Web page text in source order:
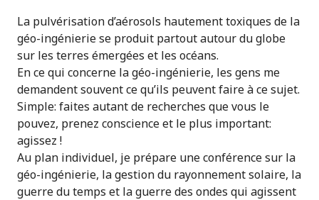
La pulvérisation d’aérosols hautement toxiques de la
géo-ingénierie se produit partout autour du globe
sur les terres émergées et les océans.
En ce qui concerne la géo-ingénierie, les gens me
demandent souvent ce qu’ils peuvent faire à ce sujet.
Simple: faites autant de recherches que vous le
pouvez, prenez conscience et le plus important:
agissez !
Au plan individuel, je prépare une conférence sur la
géo-ingénierie, la gestion du rayonnement solaire, la
guerre du temps et la guerre des ondes qui agissent